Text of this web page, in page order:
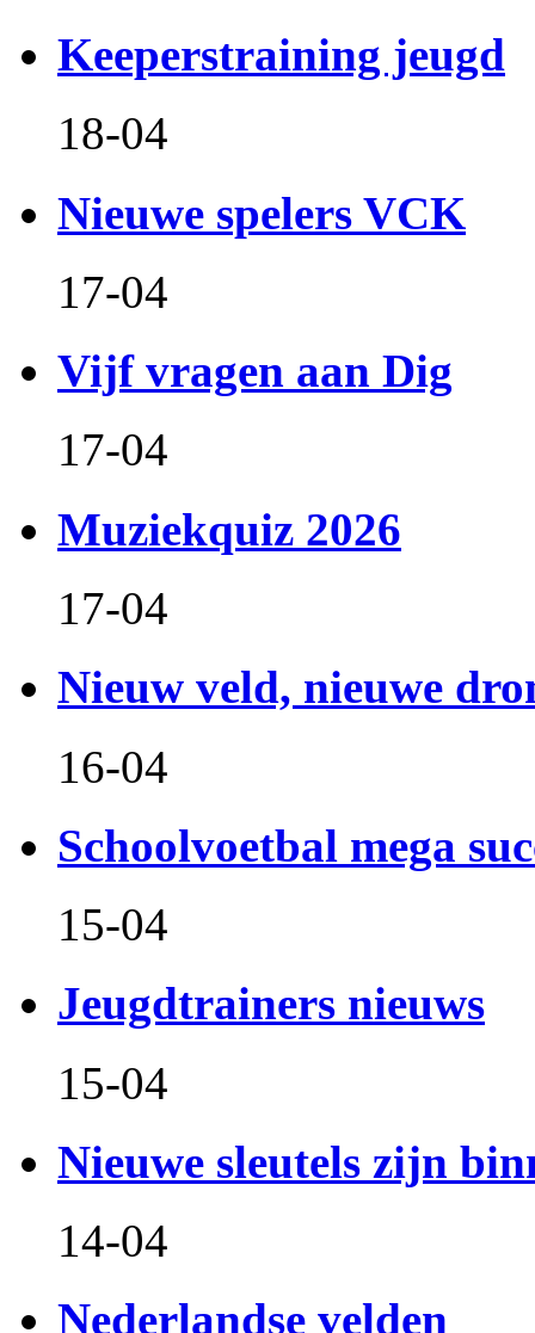
Keeperstraining jeugd
18-04
Nieuwe spelers VCK
17-04
Vijf vragen aan Dig
17-04
Muziekquiz 2026
17-04
Nieuw veld, nieuwe
16-04
Schoolvoetbal mega
15-04
Jeugdtrainers nieuws
15-04
Nieuwe sleutels zijn
14-04
Nederlandse velden